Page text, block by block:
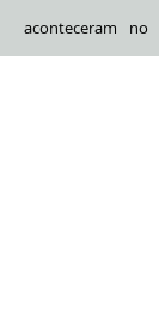
aconteceram no